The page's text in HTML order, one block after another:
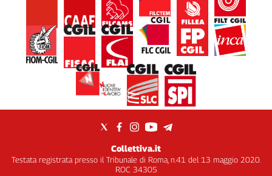
Collettiva.it
Testata registrata presso il Tribunale di Roma, n.41 del 13 maggio 2020.
ROC 34305